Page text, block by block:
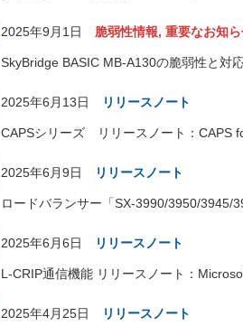
2025年9月1日 脆弱性情報, 重要なお知
SkyBridge BASIC MB-A130の脆弱性と対
2025年6月13日 リリースノート
CAPSシリーズ リリースノート：CAPS
2025年6月9日 リリースノート
ロードバランサー「SX-3990/3950/3945/
2025年6月6日 リリースノート
L-CRIP通信機能 リリースノート：
2025年4月25日 リリースノート